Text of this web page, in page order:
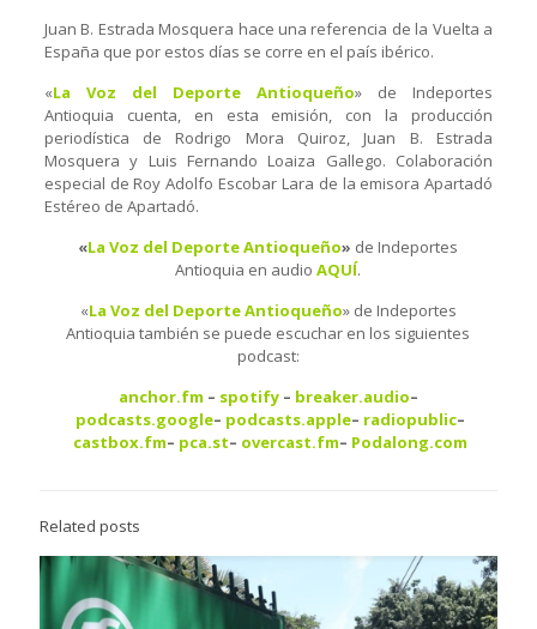
Juan B. Estrada Mosquera hace una referencia de la Vuelta a
España que por estos días se corre en el país ibérico.
«La Voz del Deporte Antioqueño» de Indeportes
Antioquia cuenta, en esta emisión, con la producción
periodística de Rodrigo Mora Quiroz, Juan B. Estrada
Mosquera y Luis Fernando Loaiza Gallego. Colaboración
especial de Roy Adolfo Escobar Lara de la emisora Apartadó
Estéreo de Apartadó.
«La Voz del Deporte Antioqueño» de Indeportes
Antioquia en audio AQUÍ.
«La Voz del Deporte Antioqueño» de Indeportes
Antioquia también se puede escuchar en los siguientes
podcast:
anchor.fm – spotify– breaker.audio–
podcasts.google– podcasts.apple– radiopublic–
castbox.fm– pca.st– overcast.fm– Podalong.com
Related posts